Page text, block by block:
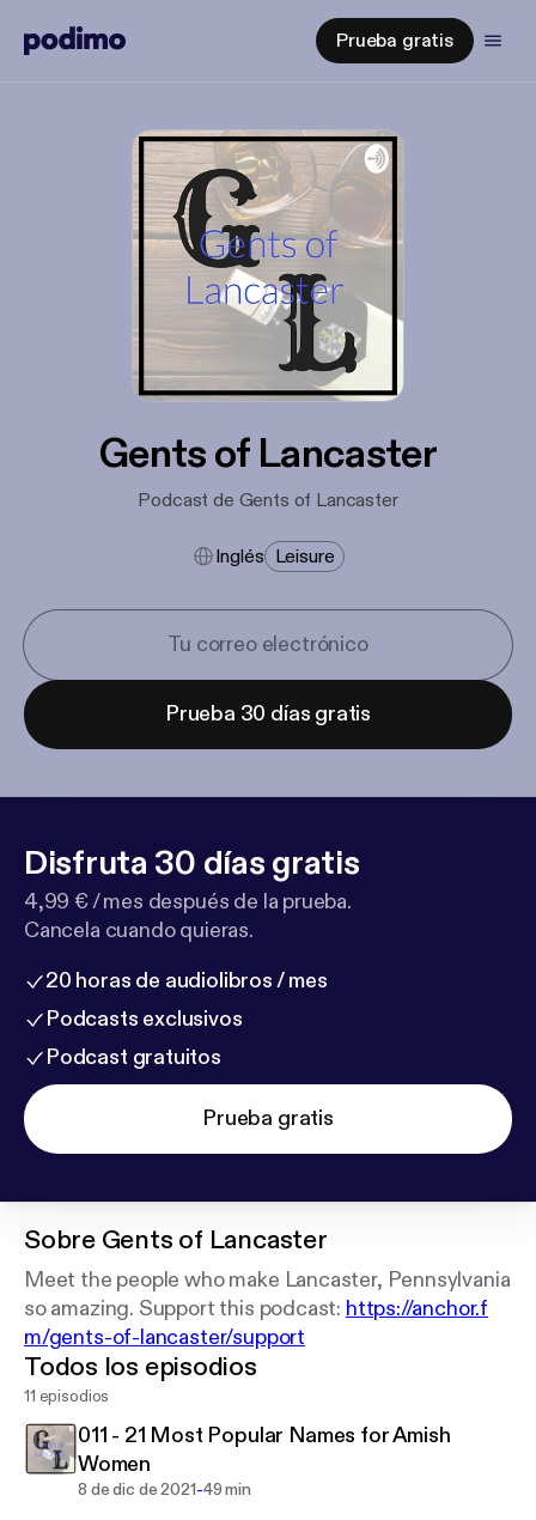
Prueba gratis
Gents of Lancaster
Podcast de Gents of Lancaster
Inglés Leisure
Prueba 30 días gratis
Disfruta 30 días gratis
4,99 € / mes después de la prueba.
Cancela cuando quieras.
20 horas de audiolibros / mes
Podcasts exclusivos
Podcast gratuitos
Prueba gratis
Sobre Gents of Lancaster
Meet the people who make Lancaster, Pennsylvania
so amazing. Support this podcast: https://anchor.f
m/gents-of-lancaster/support
Todos los episodios
11 episodios
011 - 21 Most Popular Names for Amish
Women
8 de dic de 2021-49 min